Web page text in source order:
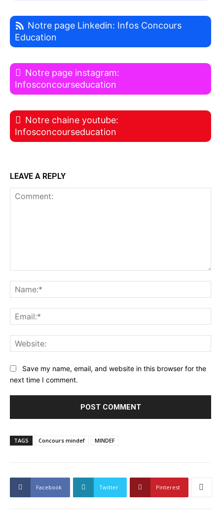
Notre page Linkedin: Infos Concours
Education
Notre page instagram:
Infosconcourseducation
Notre chaine youtube:
Infosconcourseducation
LEAVE A REPLY
Save my name, email, and website in this browser for the
next time I comment.
TAGS Concours mindef MINDEF
Facebook Twitter Pinterest